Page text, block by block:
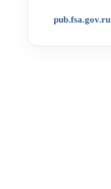
pub.fsa.gov.ru